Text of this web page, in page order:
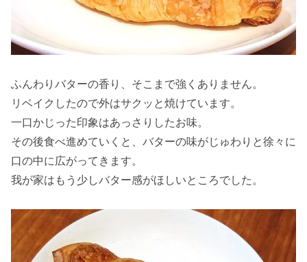
ふんわりバターの香り、そこまで強くありません。
リベイクしたので外はサクッと焼けています。
一口かじった印象はあっさりしたお味。
その後食べ進めていくと、バターの味がじゅわりと徐々に
口の中に広がってきます。
我が家はもう少しバター感がほしいところでした。